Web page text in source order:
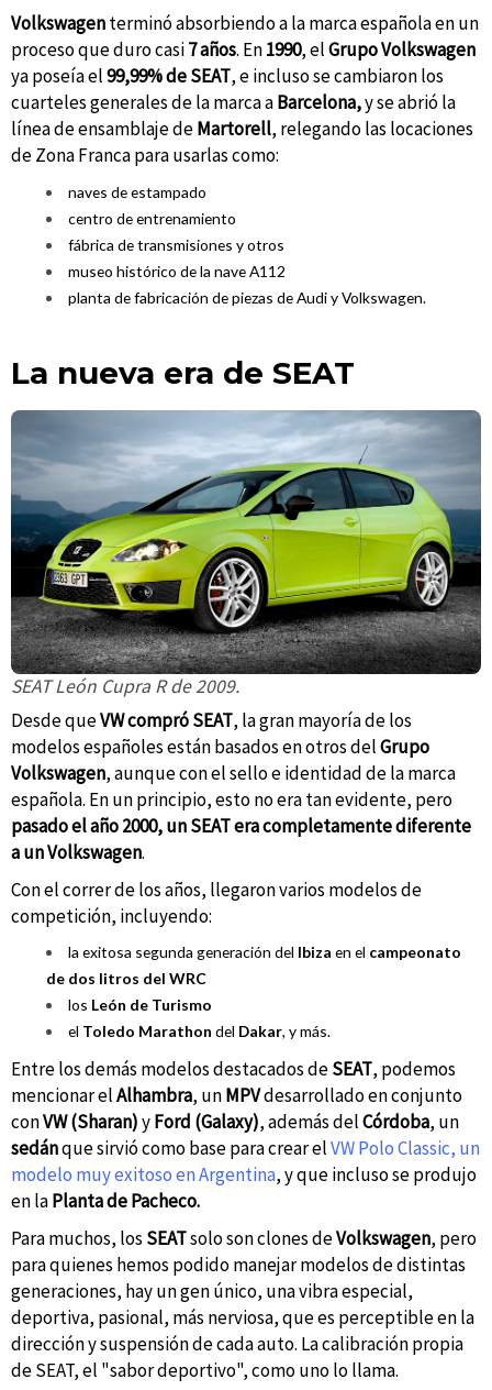
Volkswagenterminó absorbiendo a la marca española en un
proceso que duro casi7 años. En1990, elGrupo Volkswagen
ya poseía el99,99% de SEAT, e incluso se cambiaron los
cuarteles generales de la marca aBarcelona,y se abrió la
línea de ensamblaje deMartorell, relegando las locaciones
de Zona Franca para usarlas como:
naves de estampado
centro de entrenamiento
fábrica de transmisiones y otros
museo histórico de la nave A112
planta de fabricación de piezas de Audi y Volkswagen.
La nueva era de SEAT
SEAT León Cupra R de 2009.
Desde queVW compró SEAT, la gran mayoría de los
modelos españoles están basados en otros delGrupo
Volkswagen, aunque con el sello e identidad de la marca
española. En un principio, esto no era tan evidente, pero
pasado el año 2000, un SEAT era completamente diferente
a un Volkswagen.
Con el correr de los años, llegaron varios modelos de
competición, incluyendo:
la exitosa segunda generación del Ibiza en el campeonato
de dos litros del WRC
los León de Turismo
el Toledo Marathon del Dakar, y más.
Entre los demás modelos destacados deSEAT, podemos
mencionar elAlhambra, unMPVdesarrollado en conjunto
conVW (Sharan)yFord (Galaxy), además delCórdoba, un
sedánque sirvió como base para crear elVW Polo Classic, un
modelo muy exitoso en Argentina, y que incluso se produjo
en laPlanta de Pacheco.
Para muchos, los SEATsolo son clones deVolkswagen, pero
para quienes hemos podido manejar modelos de distintas
generaciones, hay un gen único, una vibra especial,
deportiva, pasional, más nerviosa, que es perceptible en la
dirección y suspensión de cada auto. La calibración propia
de SEAT, el "sabor deportivo", como uno lo llama.